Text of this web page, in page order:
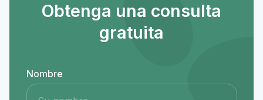
Obtenga una consulta
gratuita
Nombre